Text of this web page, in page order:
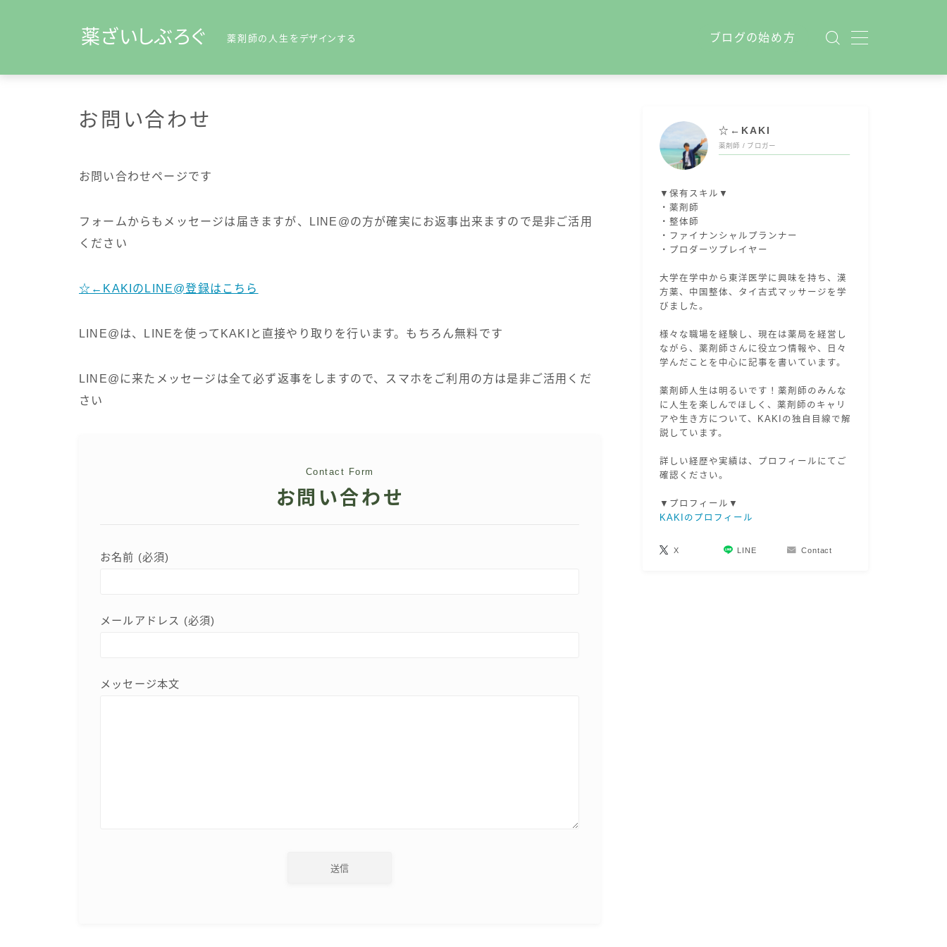
薬ざいしぶろぐ 薬剤師の人生をデザインする ブログの始め方
ぜひ一緒に薬剤師人生を楽しんでいきましょう！
まとめ
進もう！
お問い合わせ
お問い合わせページです
フォームからもメッセージは届きますが、LINE@の方が確実にお返事出来ますので是非ご活用
ください
☆←KAKIのLINE@登録はこちら
LINE@は、LINEを使ってKAKIと直接やり取りを行います。もちろん無料です
LINE@に来たメッセージは全て必ず返事をしますので、スマホをご利用の方は是非ご活用くだ
さい
Contact Form
お問い合わせ
お名前 (必須)
メールアドレス (必須)
メッセージ本文
☆←KAKI
薬剤師 / ブロガー
▼保有スキル▼
・薬剤師
・整体師
・ファイナンシャルプランナー
・プロダーツプレイヤー
大学在学中から東洋医学に興味を持ち、漢
方薬、中国整体、タイ古式マッサージを学
びました。
様々な職場を経験し、現在は薬局を経営し
ながら、薬剤師さんに役立つ情報や、日々
学んだことを中心に記事を書いています。
薬剤師人生は明るいです！薬剤師のみんな
に人生を楽しんでほしく、薬剤師のキャリ
アや生き方について、KAKIの独自目線で解
説しています。
詳しい経歴や実績は、プロフィールにてご
確認ください。
▼プロフィール▼
KAKIのプロフィール
X LINE Contact